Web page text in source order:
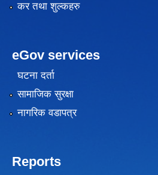
कर तथा शुल्कहरु
eGov services
घटना दर्ता
सामाजिक सुरक्षा
नागरिक वडापत्र
Reports